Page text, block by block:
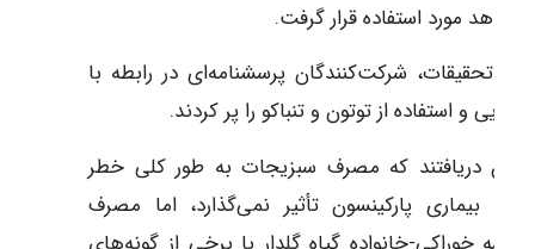
شاهد مورد استفاده قرار گرفت.
تحقیقات، شرکت‌کنندگان پرسشنامه‌ای در رابطه با
و استفاده از توتون و تنباکو را پر کردند.
دریافتند که مصرف سبزیجات به طور کلی خطر
به بیماری پارکینسون تأثیر نمی‌گذارد، اما مصرف